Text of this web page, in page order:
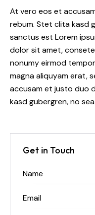
At vero eos et
rebum. Stet clita kasd
sanctus est Lorem
dolor sit amet,
nonumy eirmod
magna aliquyam erat,
accusam et justo duo
kasd gubergren, no
Get in Touch